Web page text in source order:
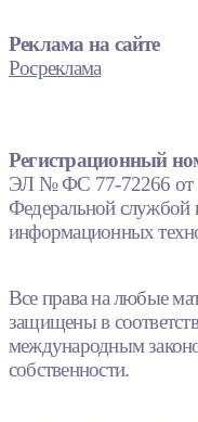
Реклама на сайте
Росреклама
Регистрационный
ЭЛ № ФС 77-72266 от
Федеральной службой
информационных
Все права на любые
защищены в
международным
собственности.